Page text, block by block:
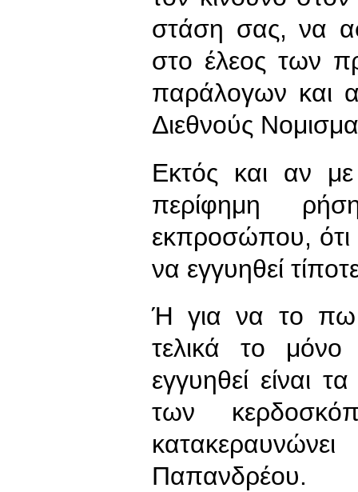
στάση σας, να
στο έλεος των
παράλογων και
Διεθνούς
Εκτός και αν
περίφημη
εκπροσώπου,
να εγγυηθεί
Ή για να το πω
τελικά το
εγγυηθεί είναι
των
Παπανδρέου.